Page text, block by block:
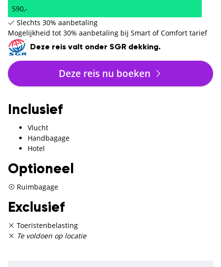
590,-
Slechts 30% aanbetaling
Mogelijkheid tot 30% aanbetaling bij Smart of Comfort tarief
Deze reis valt onder SGR dekking.
Deze reis nu boeken
Inclusief
Vlucht
Handbagage
Hotel
Optioneel
Ruimbagage
Exclusief
Toeristenbelasting
Te voldoen op locatie